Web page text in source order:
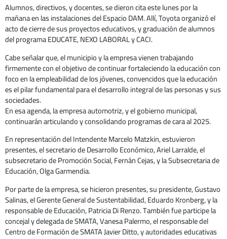
Alumnos, directivos, y docentes, se dieron cita este lunes por la
mañana en las instalaciones del Espacio DAM. Allí, Toyota organizó el
acto de cierre de sus proyectos educativos, y graduación de alumnos
del programa EDUCATE, NEXO LABORAL y CACI.
Cabe señalar que, el municipio y la empresa vienen trabajando
firmemente con el objetivo de continuar fortaleciendo la educación con
foco en la empleabilidad de los jóvenes, convencidos que la educación
es el pilar fundamental para el desarrollo integral de las personas y sus
sociedades.
En esa agenda, la empresa automotriz, y el gobierno municipal,
continuarán articulando y consolidando programas de cara al 2025.
En representación del Intendente Marcelo Matzkin, estuvieron
presentes, el secretario de Desarrollo Económico, Ariel Larralde, el
subsecretario de Promoción Social, Fernán Cejas, y la Subsecretaria de
Educación, Olga Garmendia.
Por parte de la empresa, se hicieron presentes, su presidente, Gustavo
Salinas, el Gerente General de Sustentabilidad, Eduardo Kronberg, y la
responsable de Educación, Patricia Di Renzo. También fue participe la
concejal y delegada de SMATA, Vanesa Palermo, el responsable del
Centro de Formación de SMATA Javier Ditto, y autoridades educativas